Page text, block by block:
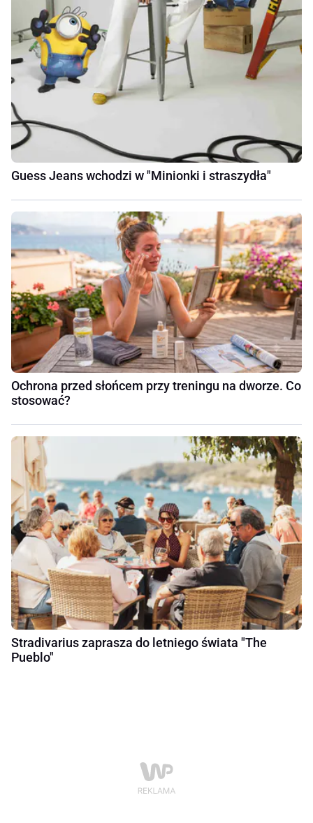
Guess Jeans wchodzi w "Minionki i straszydła"
Ochrona przed słońcem przy treningu na dworze. Co
stosować?
Stradivarius zaprasza do letniego świata "The
Pueblo"